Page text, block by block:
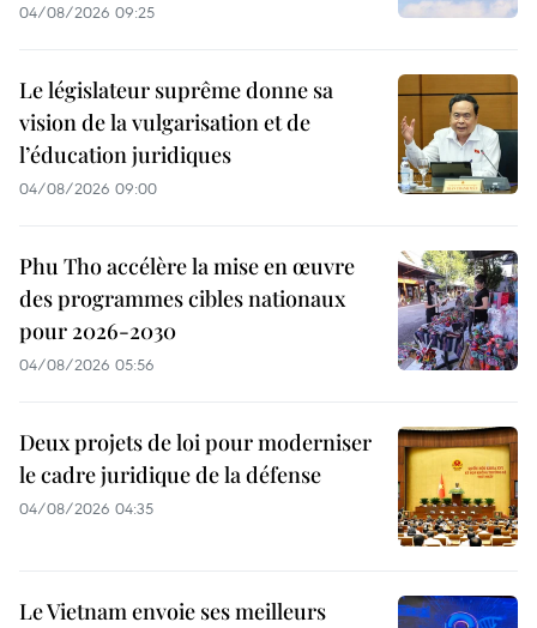
04/08/2026 09:25
Le législateur suprême donne sa
vision de la vulgarisation et de
l’éducation juridiques
04/08/2026 09:00
Phu Tho accélère la mise en œuvre
des programmes cibles nationaux
pour 2026-2030
04/08/2026 05:56
Deux projets de loi pour moderniser
le cadre juridique de la défense
04/08/2026 04:35
Le Vietnam envoie ses meilleurs